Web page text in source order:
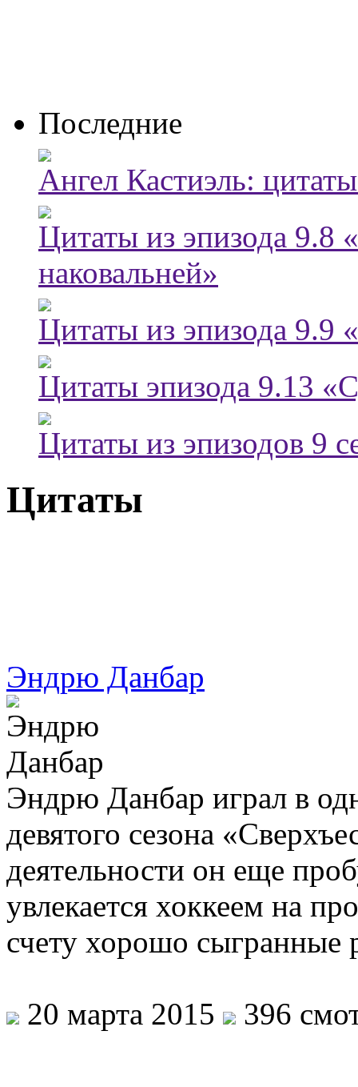
Последние
Ангел Кастиэль:
Цитаты из эпизода
наковальней»
Цитаты из эпизода 9.9
Цитаты эпизода 9.13
Цитаты из эпизодов 9
Цитаты
Эндрю Данбар
Эндрю Данбар играл в
девятого сезона
деятельности он еще
увлекается хоккеем на
счету хорошо
20 марта 2015 396